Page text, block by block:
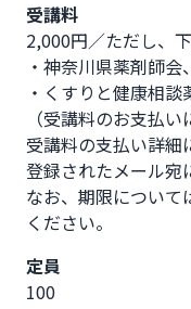
受講料
2,000円／ただし、
・神奈川県薬剤師
・くすりと健康相
（受講料のお支払い
受講料の支払い詳細
登録されたメール宛
なお、期限について
ください。
定員
100